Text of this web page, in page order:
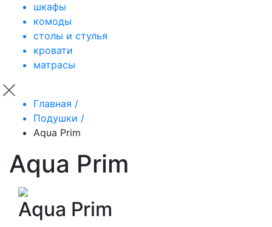
шкафы
комоды
столы и стулья
кровати
матрасы
Главная /
Подушки /
Aqua Prim
Aqua Prim
Aqua Prim